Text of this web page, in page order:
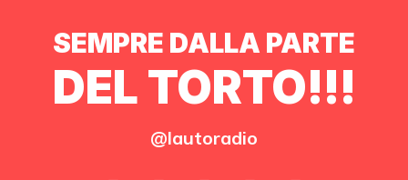
SEMPRE DALLA PARTE
DEL TORTO!!!
@lautoradio